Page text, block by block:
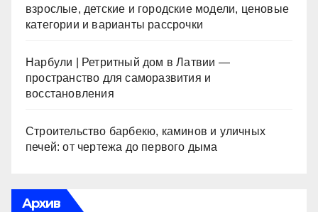
взрослые, детские и городские модели, ценовые
категории и варианты рассрочки
Нарбули | Ретритный дом в Латвии —
пространство для саморазвития и
восстановления
Строительство барбекю, каминов и уличных
печей: от чертежа до первого дыма
Архив